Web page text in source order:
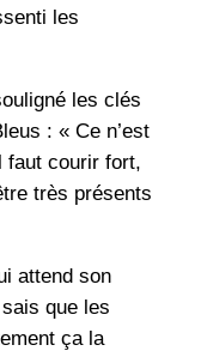
les
les clés
: « Ce n’est
faut courir fort,
très présents
attend son
que les
ça la